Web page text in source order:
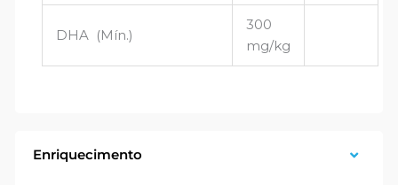
DHA (Mín.)
300
mg/kg
Enriquecimento